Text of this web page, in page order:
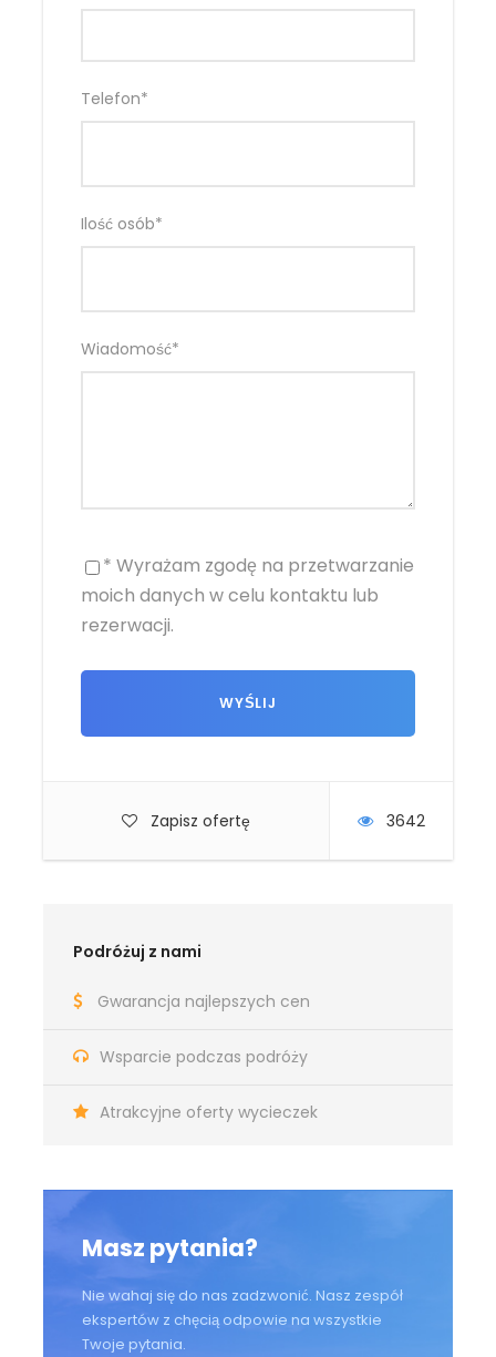
Telefon*
Ilość osób*
Wiadomość*
* Wyrażam zgodę na przetwarzanie
moich danych w celu kontaktu lub
rezerwacji.
Zapisz ofertę 3642
Podróżuj z nami
Gwarancja najlepszych cen
Wsparcie podczas podróży
Atrakcyjne oferty wycieczek
Masz pytania?
Nie wahaj się do nas zadzwonić. Nasz zespół
ekspertów z chęcią odpowie na wszystkie
Twoje pytania.